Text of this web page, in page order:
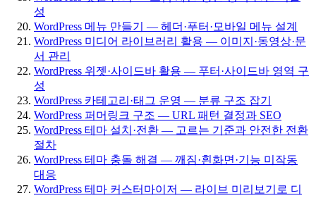
성
WordPress 메뉴 만들기 — 헤더·푸터·모바일 메뉴 설계
WordPress 미디어 라이브러리 활용 — 이미지·동영상·문
서 관리
WordPress 위젯·사이드바 활용 — 푸터·사이드바 영역 구
성
WordPress 카테고리·태그 운영 — 분류 구조 잡기
WordPress 퍼머링크 구조 — URL 패턴 결정과 SEO
WordPress 테마 설치·전환 — 고르는 기준과 안전한 전환
절차
WordPress 테마 충돌 해결 — 깨짐·흰화면·기능 미작동
대응
WordPress 테마 커스터마이저 — 라이브 미리보기로 디